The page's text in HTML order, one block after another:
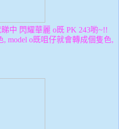
中 閃耀華麗 o既 PK 243喲~!!
model o既咀仔就會轉成個隻色,